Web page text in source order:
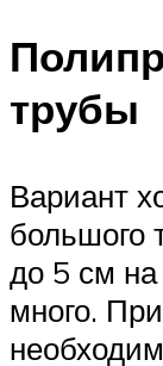
трубы
Вариант
большого
до 5 см на
много.